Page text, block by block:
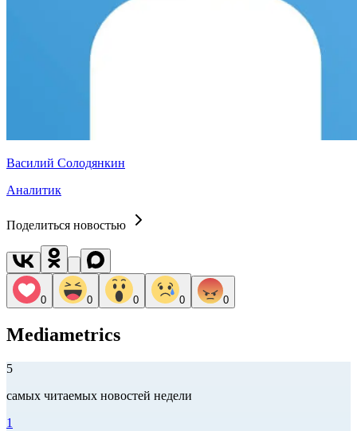
Василий Солодянкин
Аналитик
Поделиться новостью
0 0 0 0 0
Mediametrics
5
самых читаемых новостей недели
1